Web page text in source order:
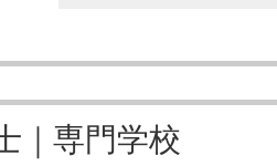
｜専門学校